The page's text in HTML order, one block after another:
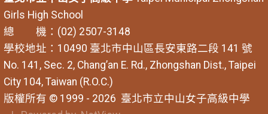
Girls High School
總 機：(02) 2507-3148
學校地址：10490 臺北市中山區長安東路二段 141 號
No. 141, Sec. 2, Chang’an E. Rd., Zhongshan Dist., Taipei
City 104, Taiwan (R.O.C.)
版權所有 © 1999 - 2026 臺北市立中山女子高級中學